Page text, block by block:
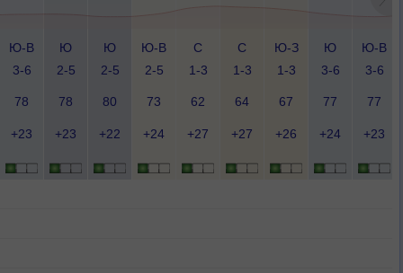
Ю-В
3-6
Ю
2-5
Ю
2-5
Ю-В
2-5
С
1-3
С
1-3
Ю-З
1-3
Ю
3-6
Ю-В
3-6
78 78 80 73 62 64 67 77 77
+23 +23 +22 +24 +27 +27 +26 +24 +23